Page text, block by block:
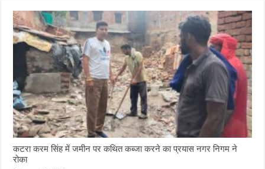
कटरा करम सिंह में जमीन पर कथित कब्जा करने का प्रयास नगर निगम ने
रोका